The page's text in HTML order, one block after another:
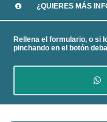
¿QUIERES MÁS
Rellena el formulario, o si
pinchando en el botón